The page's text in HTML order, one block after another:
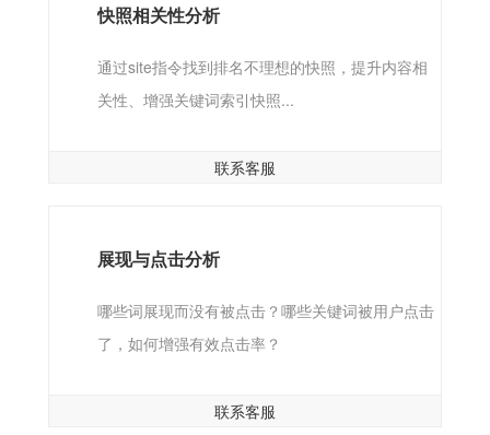
快照相关性分析
通过site指令找到排名不理想的快照，提升内容相
关性、增强关键词索引快照...
联系客服
展现与点击分析
哪些词展现而没有被点击？哪些关键词被用户点击
了，如何增强有效点击率？
联系客服